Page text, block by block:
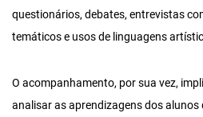
questionários, debates, entrevistas
temáticos e usos de linguagens
O acompanhamento, por sua vez,
analisar as aprendizagens dos alunos